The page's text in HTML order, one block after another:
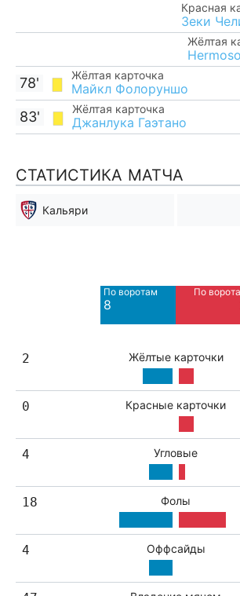
Красная
Зеки
Жёлтая
Hermoso
Жёлтая карточка
Майкл Фолоруншо
78'
Жёлтая карточка
Джанлука Гаэтано
83'
СТАТИСТИКА МАТЧА
Кальяри
По воротам
8
По
2 Жёлтые карточки
0 Красные карточки
4 Угловые
18 Фолы
4 Оффсайды